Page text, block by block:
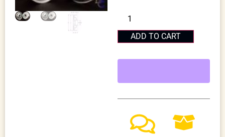
ADD TO CART